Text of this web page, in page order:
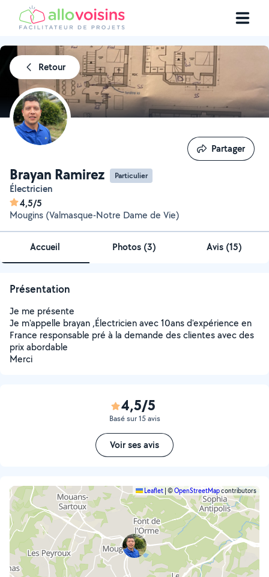
Retour
Brayan Ramirez Particulier
électricien
4,5/5
Mougins (Valmasque-Notre Dame de Vie)
Partager
Partager
Accueil Photos (3) Avis (15)
Présentation
Je me présente
Je m'appelle brayan ,Électricien avec 10ans d'expérience en
France responsable pré à la demande des clientes avec des
prix abordable
Merci
4,5/5
Basé sur 15 avis
Voir ses avis
Leaflet ©OpenStreetMapcontributors